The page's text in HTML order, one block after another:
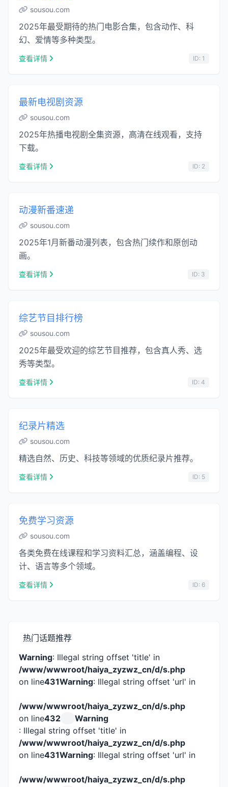
sousou.com
2025年最受期待的热门电影合集，包含动作、科
幻、爱情等多种类型。
查看详情 ID: 1
最新电视剧资源
sousou.com
2025年热播电视剧全集资源，高清在线观看，支持
下载。
查看详情 ID: 2
动漫新番速递
sousou.com
2025年1月新番动漫列表，包含热门续作和原创动
画。
查看详情 ID: 3
综艺节目排行榜
sousou.com
2025年最受欢迎的综艺节目推荐，包含真人秀、选
秀等类型。
查看详情 ID: 4
纪录片精选
sousou.com
精选自然、历史、科技等领域的优质纪录片推荐。
查看详情 ID: 5
免费学习资源
sousou.com
各类免费在线课程和学习资料汇总，涵盖编程、设
计、语言等多个领域。
查看详情 ID: 6
热门话题推荐
Warning: Illegal string offset 'title' in
/www/wwwroot/haiya_zyzwz_cn/d/s.php
on line431Warning: Illegal string offset 'url' in
/www/wwwroot/haiya_zyzwz_cn/d/s.php
on line432
Warning
: Illegal string offset 'title' in
/www/wwwroot/haiya_zyzwz_cn/d/s.php
on line431Warning: Illegal string offset 'url' in
/www/wwwroot/haiya_zyzwz_cn/d/s.php